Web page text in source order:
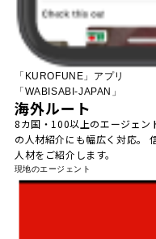
「KUROFUNE」アプリ
「WABISABI-JAPAN」
海外ルート
8カ国・100以上のエージェン
の人材紹介にも幅広く対応。
人材をご紹介します。
現地のエージェント